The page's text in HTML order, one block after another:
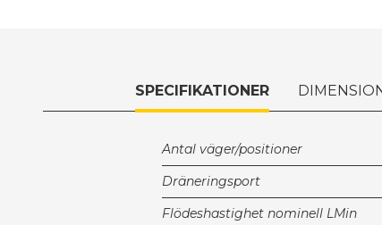
SPECIFIKATIONER
Antal väger/positioner
Dräneringsport
Flödeshastighet nominell LMin